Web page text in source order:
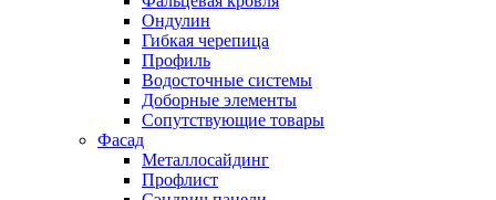
Ондулин
Гибкая черепица
Профиль
Водосточные системы
Доборные элементы
Сопутствующие товары
Фасад
Металлосайдинг
Профлист